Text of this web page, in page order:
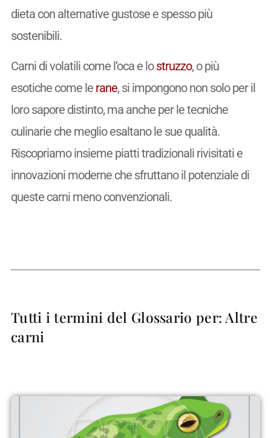
dieta con alternative gustose e spesso più
sostenibili.
Carni di volatili come l’oca e lostruzzo, o più
esotiche come le rane, si impongono non solo per il
loro sapore distinto, ma anche per le tecniche
culinarie che meglio esaltano le sue qualità.
Riscopriamo insieme piatti tradizionali rivisitati e
innovazioni moderne che sfruttano il potenziale di
queste carni meno convenzionali.
Tutti i termini del Glossario per: Altre
carni